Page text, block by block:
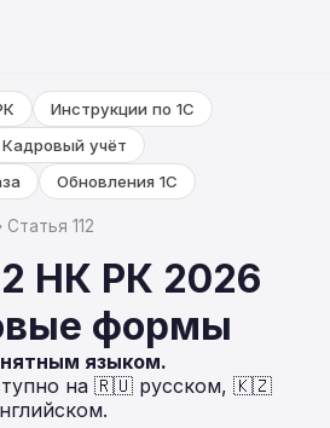
Инструкции по 1С
Кадровый учёт
Обновления 1С
Статья 112
НК РК 2026
формы
языком.
на 🇷🇺 русском, 🇰🇿